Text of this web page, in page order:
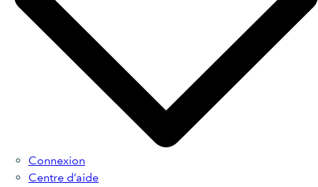
Connexion
Centre d’aide